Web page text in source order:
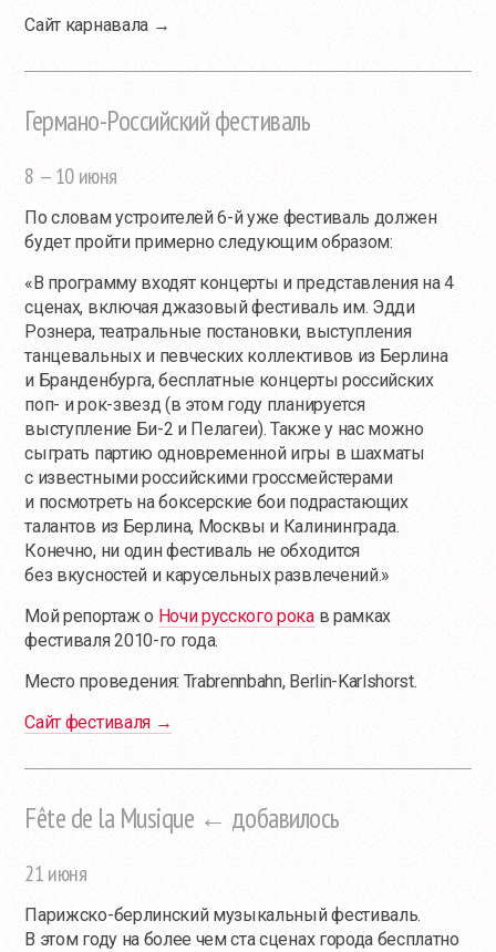
Сайт карнавала →
Германо-Российский фестиваль
8 — 10 июня
По словам устроителей 6-й уже фестиваль должен
будет пройти примерно следующим образом:
«В программу входят концерты и представления на 4
сценах, включая джазовый фестиваль им. Эдди
Рознера, театральные постановки, выступления
танцевальных и певческих коллективов из Берлина
и Бранденбурга, бесплатные концерты российских
поп- и рок-звезд (в этом году планируется
выступление Би-2 и Пелагеи). Также у нас можно
сыграть партию одновременной игры в шахматы
с известными российскими гроссмейстерами
и посмотреть на боксерские бои подрастающих
талантов из Берлина, Москвы и Калининграда.
Конечно, ни один фестиваль не обходится
без вкусностей и карусельных развлечений.»
Мой репортаж о Ночи русского рокав рамках
фестиваля 2010-го года.
Место проведения: Trabrennbahn, Berlin-Karlshorst.
Сайт фестиваля →
Fête de la Musique ← добавилось
21 июня
Парижско-берлинский музыкальный фестиваль.
В этом году на более чем ста сценах города бесплатно